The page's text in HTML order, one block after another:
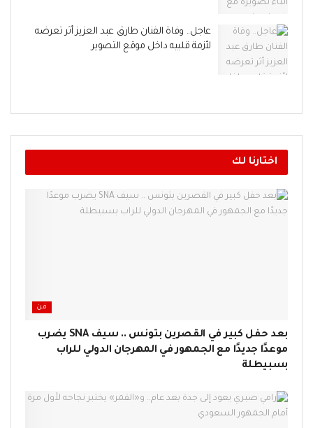
عاجل.. وفاة الفنان طارق عبد العزيز أثر تعرضه
لأزمة قلبيه داخل موقع التصوير
اختارنا لك
فن
بعد حفل كبير في القصرين بتونس .. سيف SNA يضرب
موعدًا جديدًا مع الجمهور في المهرجان الدولي للراب
بسبيطلة